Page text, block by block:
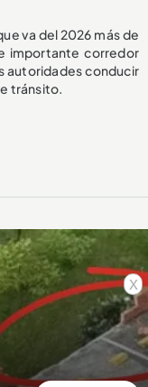
x
va del 2026 más de
importante corredor
autoridades conducir
tránsito.